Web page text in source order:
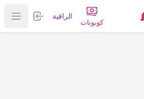
كوبونات
الراقية تسجيل
عرض